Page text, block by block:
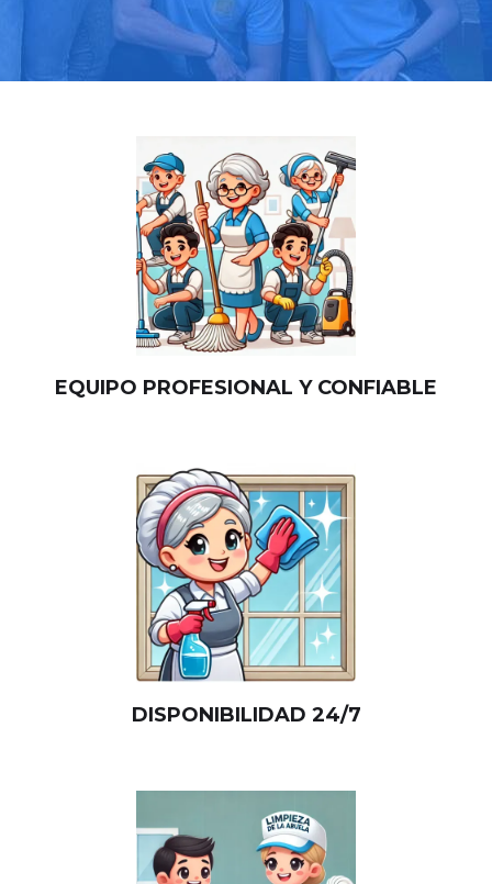
Más de 1000 clientes confían en nosotros
⭐⭐⭐⭐⭐
EQUIPO PROFESIONAL Y CONFIABLE
DISPONIBILIDAD 24/7